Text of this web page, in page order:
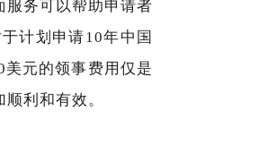
服务可以帮助申请者
计划申请10年中国
元的领事费用仅是
利和有效。